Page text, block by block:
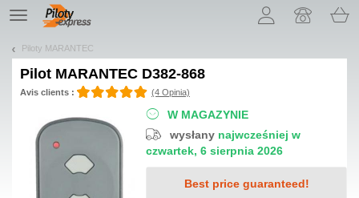
TE
navigation
Piloty MARANTEC
Pilot MARANTEC D382-868
Avis clients : (4 Opinia)
W MAGAZYNIE
wysłany najwcześniej w
czwartek, 6 sierpnia 2026
Best price guaranteed!
Pozwól, że przedstawimy nasze ciasteczka!